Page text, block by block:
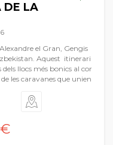
DE LA
el Gran, Gengis
Aquest itinerari
llocs més bonics al cor
les caravanes que unien
que feien servir per al
mitjà d’informació,
hui proposem com a
memòria viva d’aquelles
€